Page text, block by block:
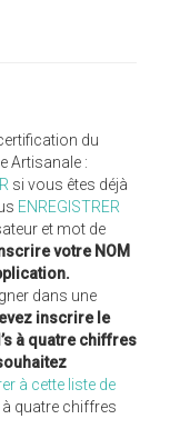
du
Artisanale :
si vous êtes déjà
ENREGISTRER
et mot de
votre NOM
dans une
inscrire le
à quatre chiffres
à cette liste de
quatre chiffres